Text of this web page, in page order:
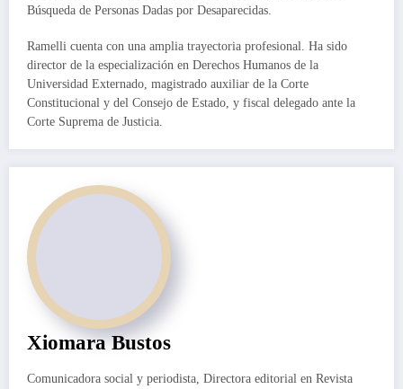
Búsqueda de Personas Dadas por Desaparecidas.
Ramelli cuenta con una amplia trayectoria profesional. Ha sido
director de la especialización en Derechos Humanos de la
Universidad Externado, magistrado auxiliar de la Corte
Constitucional y del Consejo de Estado, y fiscal delegado ante la
Corte Suprema de Justicia.
Xiomara Bustos
Comunicadora social y periodista, Directora editorial en Revista